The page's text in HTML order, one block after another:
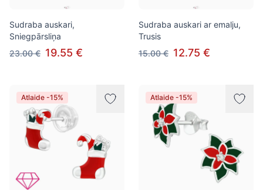
Sudraba auskari,
Sniegpārsliņa
23.00 € 19.55 €
Sudraba auskari ar emalju,
Trusis
15.00 € 12.75 €
Atlaide -15% Atlaide -15%